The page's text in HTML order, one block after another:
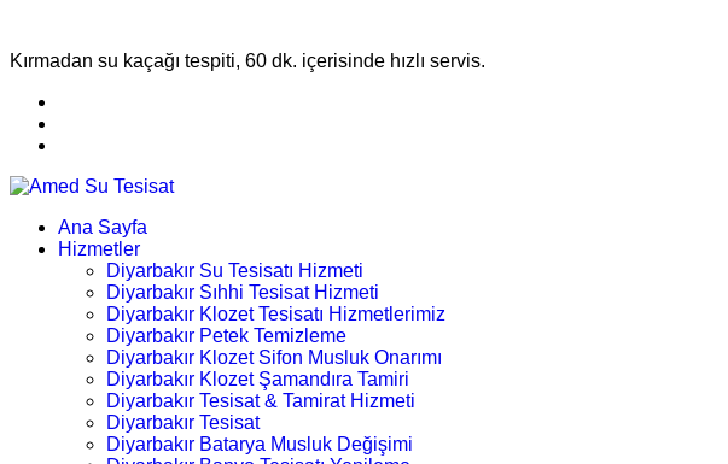
Kırmadan su kaçağı tespiti, 60 dk. içerisinde hızlı servis.
Ana Sayfa
Hizmetler
Diyarbakır Su Tesisatı Hizmeti
Diyarbakır Sıhhi Tesisat Hizmeti
Diyarbakır Klozet Tesisatı Hizmetlerimiz
Diyarbakır Petek Temizleme
Diyarbakır Klozet Sifon Musluk Onarımı
Diyarbakır Klozet Şamandıra Tamiri
Diyarbakır Tesisat & Tamirat Hizmeti
Diyarbakır Tesisat
Diyarbakır Batarya Musluk Değişimi